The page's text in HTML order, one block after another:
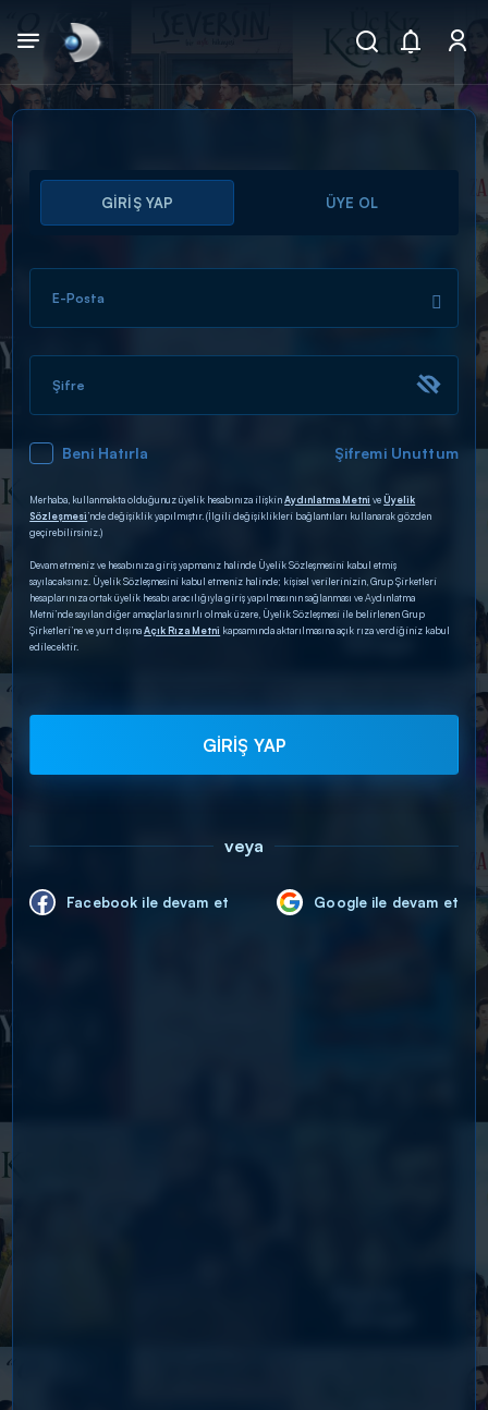
Arama
ARAMA SONUÇLARI
DİĞER SONUÇLAR
GİRİŞ YAP ÜYE OL
E-Posta
Şifre
Beni Hatırla Şifremi Unuttum
Merhaba, kullanmakta olduğunuz üyelik hesabınıza ilişkinAydınlatma Metni veÜyelik
Sözleşmesi’nde değişiklik yapılmıştır. (İlgili değişiklikleri bağlantıları kullanarak gözden
geçirebilirsiniz.)
Devam etmeniz ve hesabınıza giriş yapmanız halinde Üyelik Sözleşmesini kabul etmiş
sayılacaksınız. Üyelik Sözleşmesini kabul etmeniz halinde; kişisel verilerinizin, Grup Şirketleri
hesaplarınıza ortak üyelik hesabı aracılığıyla giriş yapılmasının sağlanması ve Aydınlatma
Metni’nde sayılan diğer amaçlarla sınırlı olmak üzere, Üyelik Sözleşmesi ile belirlenen Grup
Şirketleri’ne ve yurt dışınaAçık Rıza Metni kapsamında aktarılmasına açık rıza verdiğiniz kabul
edilecektir.
GİRİŞ YAP
veya
Facebook ile devam et Google ile devam et